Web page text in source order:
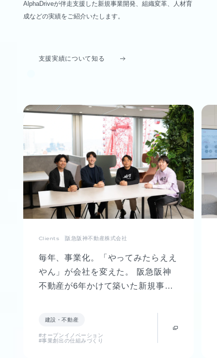
AlphaDriveが伴走支援した新規事業開発、組織変革、人材育
成などの実績をご紹介いたします。
支援実績について知る
Clients 阪急阪神不動産株式会社
毎年、事業化。「やってみたらええ
やん」が会社を変えた。 阪急阪神
不動産が6年かけて築いた新規事業
建設・不動産
#オープンイノベーション
#事業創出の仕組みづくり